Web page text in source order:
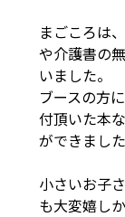
まごころは
や介護書の
いました。
ブースの方
付頂いた本
ができました
小さいお子
も大変嬉し